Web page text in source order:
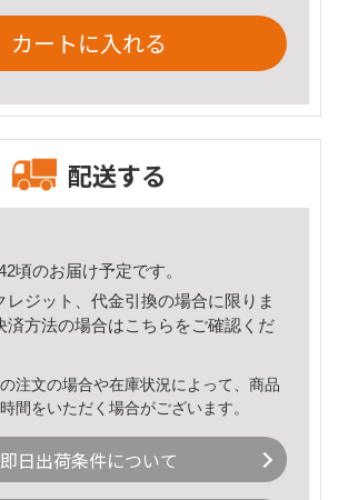
カートに入れる
配送する
頃のお届け予定です。
レジット、代金引換の場合に限りま
済方法の場合はこちら をご確認くだ
注文の場合や在庫状況によって、商品
間をいただく場合がございます。
即日出荷条件について